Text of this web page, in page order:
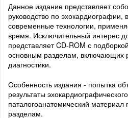
Данное издание представляет
руководство по эхокардиографии,
современные технологии,
время. Исключительный интерес
представляет CD-ROM с
основным разделам, включающих
диагностики.
Особенность издания - попытка
результаты
паталогоанатомический
разделам.